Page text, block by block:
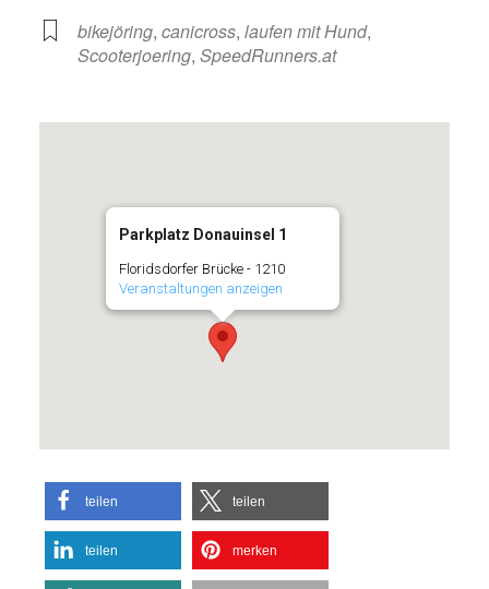
bikejöring, canicross, laufen mit Hund,
Scooterjoering, SpeedRunners.at
Parkplatz Donauinsel 1
Floridsdorfer Brücke - 1210
Veranstaltungen anzeigen
teilen teilen
teilen merken